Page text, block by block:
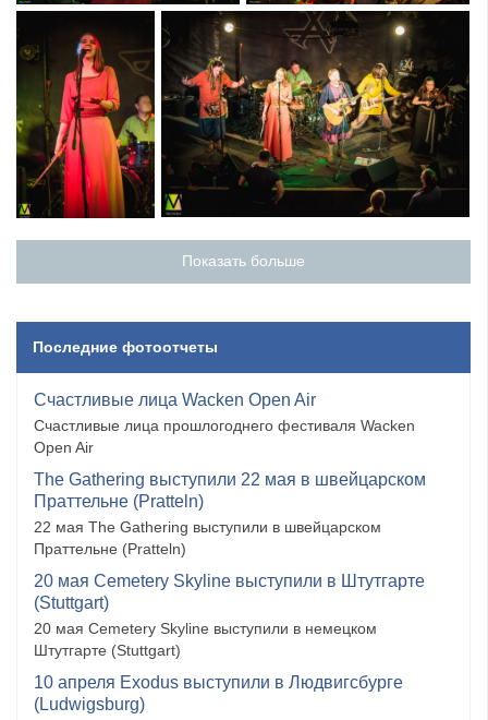
Показать больше
Последние фотоотчеты
Счастливые лица Wacken Open Air
Счастливые лица прошлогоднего фестиваля Wacken
Open Air
The Gathering выступили 22 мая в швейцарском
Праттельне (Pratteln)
22 мая The Gathering выступили в швейцарском
Праттельне (Pratteln)
20 мая Cemetery Skyline выступили в Штутгарте
(Stuttgart)
20 мая Cemetery Skyline выступили в немецком
Штутгарте (Stuttgart)
10 апреля Exodus выступили в Людвигсбурге
(Ludwigsburg)